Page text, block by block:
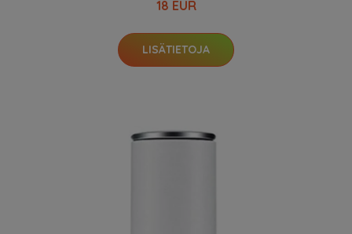
18 EUR
LISÄTIETOJA